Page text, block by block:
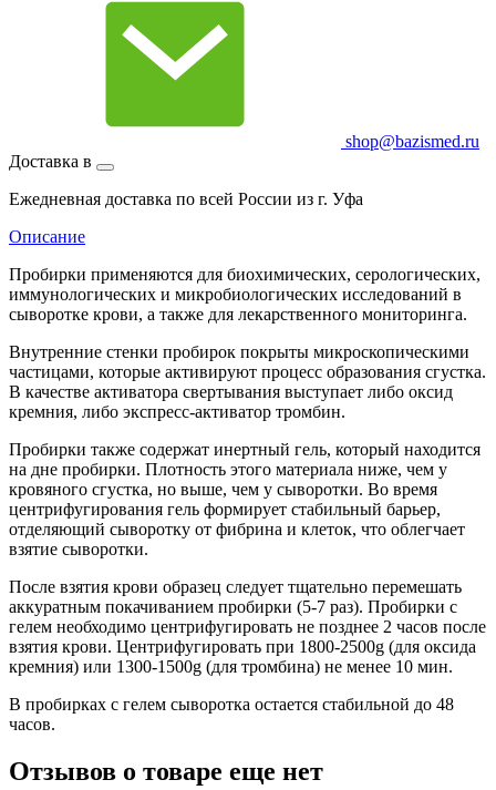
shop@bazismed.ru
Доставка в
Ежедневная доставка по всей России из г. Уфа
Описание
Пробирки применяются для биохимических, серологических,
иммунологических и микробиологических исследований в
сыворотке крови, а также для лекарственного мониторинга.
Внутренние стенки пробирок покрыты микроскопическими
частицами, которые активируют процесс образования сгустка.
В качестве активатора свертывания выступает либо оксид
кремния, либо экспресс-активатор тромбин.
Пробирки также содержат инертный гель, который находится
на дне пробирки. Плотность этого материала ниже, чем у
кровяного сгустка, но выше, чем у сыворотки. Во время
центрифугирования гель формирует стабильный барьер,
отделяющий сыворотку от фибрина и клеток, что облегчает
взятие сыворотки.
После взятия крови образец следует тщательно перемешать
аккуратным покачиванием пробирки (5-7 раз). Пробирки с
гелем необходимо центрифугировать не позднее 2 часов после
взятия крови. Центрифугировать при 1800-2500g (для оксида
кремния) или 1300-1500g (для тромбина) не менее 10 мин.
В пробирках с гелем сыворотка остается стабильной до 48
часов.
Отзывов о товаре еще нет